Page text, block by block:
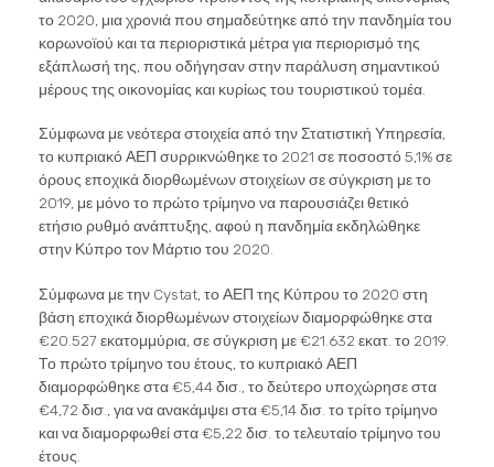
το 2020, μια χρονιά που σημαδεύτηκε από την πανδημία του
κορωνοϊού και τα περιοριστικά μέτρα για περιορισμό της
εξάπλωσή της, που οδήγησαν στην παράλυση σημαντικού
μέρους της οικονομίας και κυρίως του τουριστικού τομέα.
Σύμφωνα με νεότερα στοιχεία από την Στατιστική Υπηρεσία,
το κυπριακό ΑΕΠ συρρικνώθηκε το 2021 σε ποσοστό 5,1% σε
όρους εποχικά διορθωμένων στοιχείων σε σύγκριση με το
2019, με μόνο το πρώτο τρίμηνο να παρουσιάζει θετικό
ετήσιο ρυθμό ανάπτυξης, αφού η πανδημία εκδηλώθηκε
στην Κύπρο τον Μάρτιο του 2020.
Σύμφωνα με την Cystat, το ΑΕΠ της Κύπρου το 2020 στη
βάση εποχικά διορθωμένων στοιχείων διαμορφώθηκε στα
€20.527 εκατομμύρια, σε σύγκριση με €21.632 εκατ. το 2019.
Το πρώτο τρίμηνο του έτους, το κυπριακό ΑΕΠ
διαμορφώθηκε στα €5,44 δισ., το δεύτερο υποχώρησε στα
€4,72 δισ., για να ανακάμψει στα €5,14 δισ. το τρίτο τρίμηνο
και να διαμορφωθεί στα €5,22 δισ. το τελευταίο τρίμηνο του
έτους.